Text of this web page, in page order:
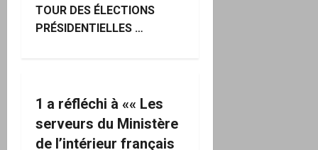
t
n
d
TOUR DES ÉLECTIONS
PRÉSIDENTIELLES …
1 a réfléchi à «« Les
serveurs du Ministère
de l’intérieur français